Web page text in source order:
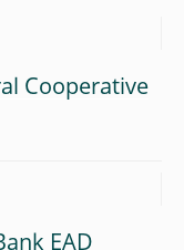
Cooperative
EAD